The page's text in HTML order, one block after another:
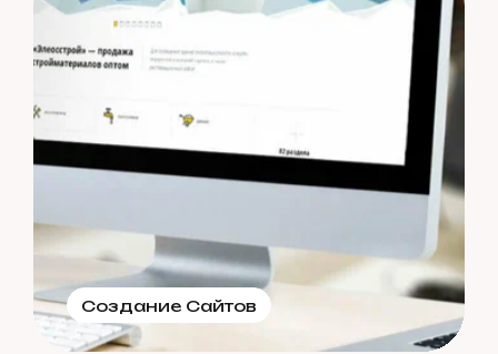
Создание Сайтов